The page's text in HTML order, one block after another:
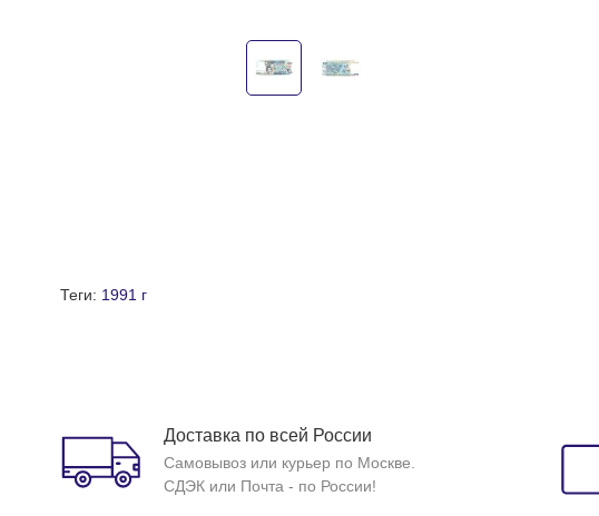
Теги: 1991 г
Доставка по всей России
Самовывоз или курьер по Москве.
СДЭК или Почта - по России!